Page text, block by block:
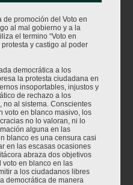
de promoción del Voto en
al mal gobierno y a la
el termino “Voto en
y castigo al poder
democrática a los
la protesta ciudadana en
insoportables, injustos y
de rechazo a los
no al sistema. Conscientes
voto en blanco masivo, los
no lo valoran, ni lo
alguna en las
blanco es una censura casi
en las escasas ocasiones
abraza dos objetivos
voto en blanco en las
a los ciudadanos libres
democrática de manera